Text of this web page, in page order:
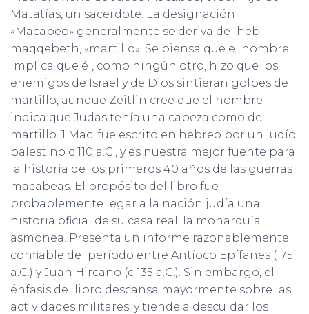
Matatías, un sacerdote. La designación
«Macabeo» generalmente se deriva del heb.
maqqebeth, «martillo». Se piensa que el nombre
implica que él, como ningún otro, hizo que los
enemigos de Israel y de Dios sintieran golpes de
martillo, aunque Zeitlin cree que el nombre
indica que Judas tenía una cabeza como de
martillo. 1 Mac. fue escrito en hebreo por un judío
palestino c 110 a.C., y es nuestra mejor fuente para
la historia de los primeros 40 años de las guerras
macabeas. El propósito del libro fue
probablemente legar a la nación judía una
historia oficial de su casa real: la monarquía
asmonea. Presenta un informe razonablemente
confiable del período entre Antíoco Epífanes (175
a.C.) y Juan Hircano (c 135 a.C.). Sin embargo, el
énfasis del libro descansa mayormente sobre las
actividades militares, y tiende a descuidar los